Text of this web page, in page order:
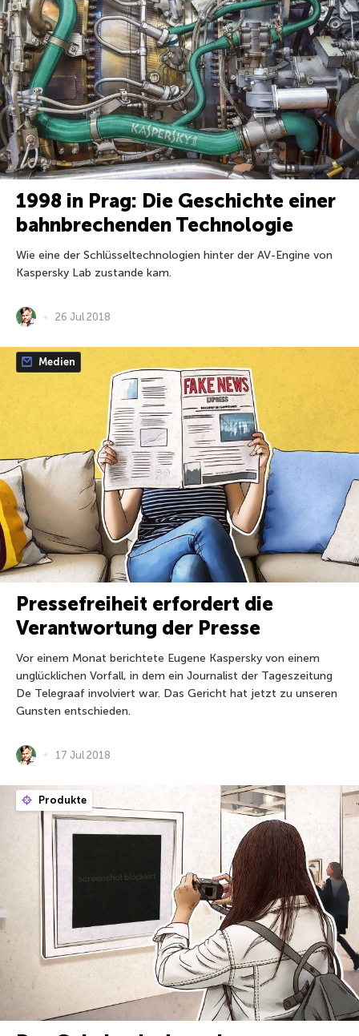
1998 in Prag: Die Geschichte einer
bahnbrechenden Technologie
Wie eine der Schlüsseltechnologien hinter der AV-Engine von
Kaspersky Lab zustande kam.
26 Jul 2018
Medien
Pressefreiheit erfordert die
Verantwortung der Presse
Vor einem Monat berichtete Eugene Kaspersky von einem
unglücklichen Vorfall, in dem ein Journalist der Tageszeitung
De Telegraaf involviert war. Das Gericht hat jetzt zu unseren
Gunsten entschieden.
17 Jul 2018
Produkte